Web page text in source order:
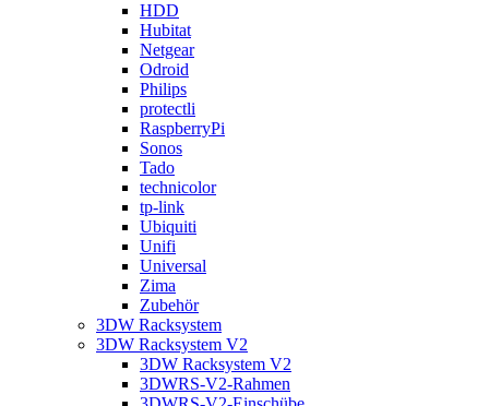
HDD
Hubitat
Netgear
Odroid
Philips
protectli
RaspberryPi
Sonos
Tado
technicolor
tp-link
Ubiquiti
Unifi
Universal
Zima
Zubehör
3DW Racksystem
3DW Racksystem V2
3DW Racksystem V2
3DWRS-V2-Rahmen